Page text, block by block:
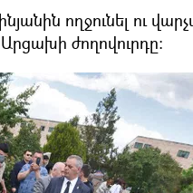
ողջունել ու
ժողովուրդը։